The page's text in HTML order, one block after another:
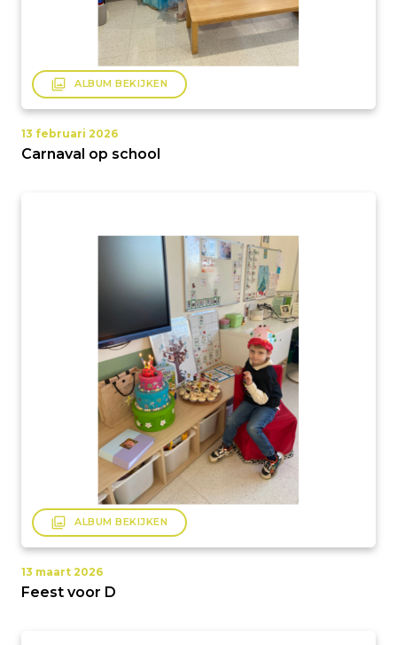
filter ALBUM BEKIJKEN
13 februari 2026
Carnaval op school
filter ALBUM BEKIJKEN
13 maart 2026
Feest voor D